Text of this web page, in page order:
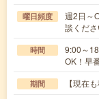
曜日頻度
週2日～
談くださ
時間
9:00～
OK！早
期間 【現在